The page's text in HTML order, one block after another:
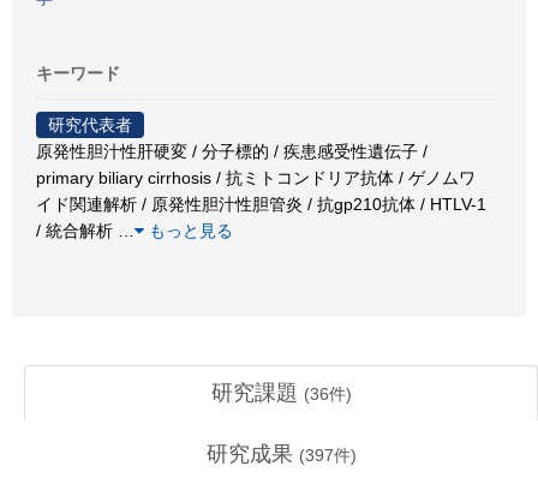
キーワード
研究代表者
原発性胆汁性肝硬変 / 分子標的 / 疾患感受性遺伝子 /
primary biliary cirrhosis / 抗ミトコンドリア抗体 / ゲノムワ
イド関連解析 / 原発性胆汁性胆管炎 / 抗gp210抗体 / HTLV-1
/ 統合解析
もっと見る
研究課題 (36件)
研究成果 (397件)